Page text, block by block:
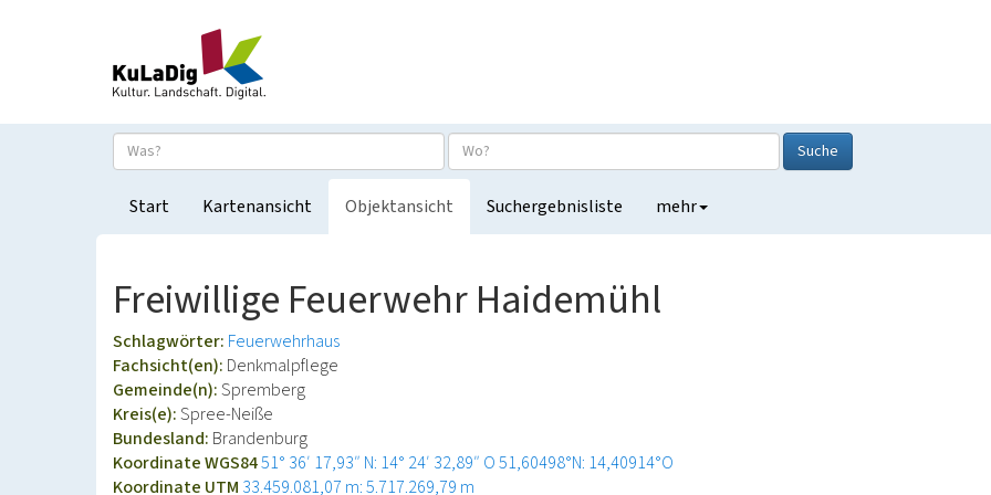
Suche
Start Kartenansicht Objektansicht Suchergebnisliste mehr
Freiwillige Feuerwehr Haidemühl
Schlagwörter: Feuerwehrhaus
Fachsicht(en): Denkmalpflege
Gemeinde(n):Spremberg
Kreis(e):Spree-Neiße
Bundesland: Brandenburg
Koordinate WGS8451° 36′ 17,93″ N: 14° 24′ 32,89″ O51,60498°N: 14,40914°O
Koordinate UTM 33.459.081,07 m: 5.717.269,79 m